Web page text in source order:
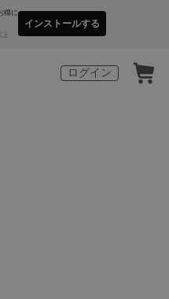
得に
上
インストールする
ログイン